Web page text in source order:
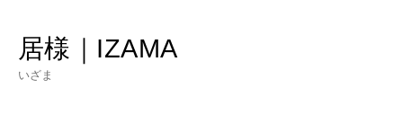
[12星座別] Monthly Love Holoscope
HEALTH
居様｜IZAMA
いざま